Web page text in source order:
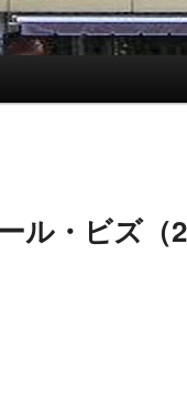
ル・ビズ（